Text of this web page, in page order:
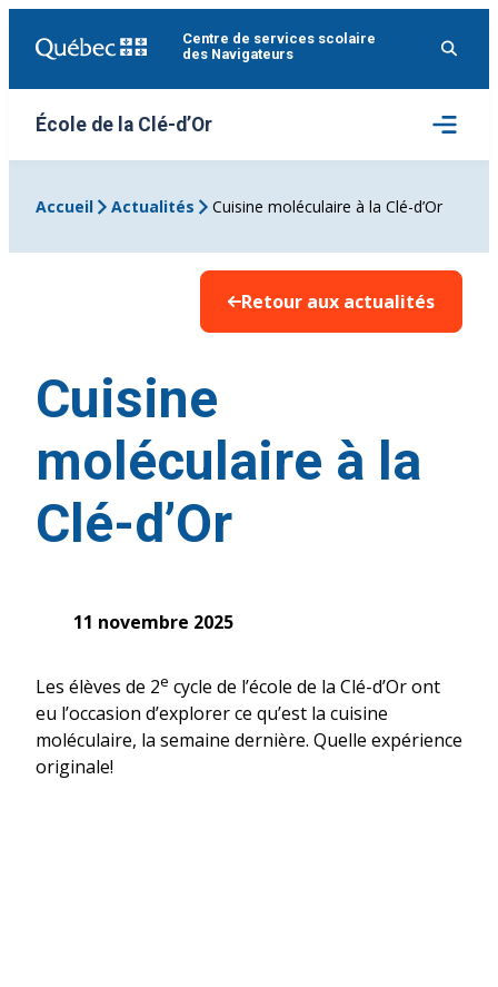
Centre de services scolaire
des Navigateurs
École de la Clé-d’Or
Ouvrir
le
menu
Accueil
Actualités Cuisine moléculaire à la Clé-d’Or
Retour aux actualités
Cuisine
moléculaire à la
Clé-d’Or
11 novembre 2025
Les élèves de 2e cycle de l’école de la Clé-d’Or ont
eu l’occasion d’explorer ce qu’est la cuisine
moléculaire, la semaine dernière. Quelle expérience
originale!